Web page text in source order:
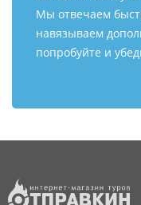
Мы отвечаем
навязываем
попробуйте и